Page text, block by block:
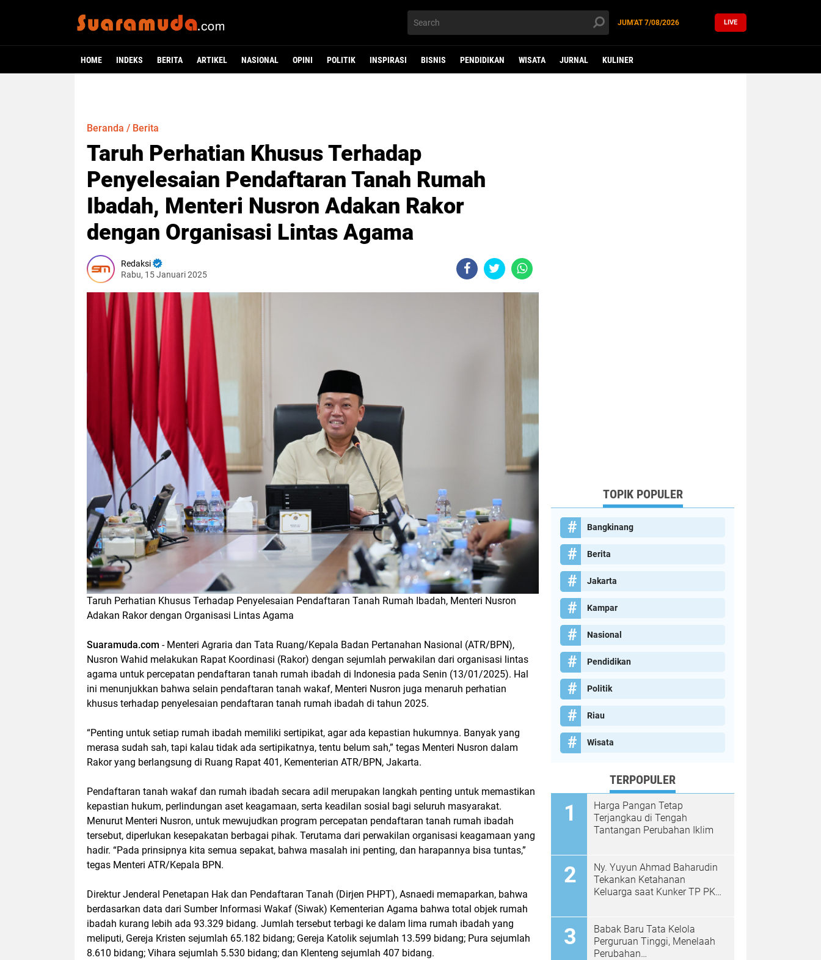
JUM'AT7/08/2026 LIVE
HOME INDEKS BERITA ARTIKEL NASIONAL OPINI POLITIK INSPIRASI BISNIS PENDIDIKAN WISATA JURNAL KULINER
Beranda / Berita
Taruh Perhatian Khusus Terhadap
Penyelesaian Pendaftaran Tanah Rumah
Ibadah, Menteri Nusron Adakan Rakor
dengan Organisasi Lintas Agama
Redaksi
Rabu, 15 Januari 2025
Taruh Perhatian Khusus Terhadap Penyelesaian Pendaftaran Tanah Rumah Ibadah, Menteri Nusron
Adakan Rakor dengan Organisasi Lintas Agama
Suaramuda.com - Menteri Agraria dan Tata Ruang/Kepala Badan Pertanahan Nasional (ATR/BPN),
Nusron Wahid melakukan Rapat Koordinasi (Rakor) dengan sejumlah perwakilan dari organisasi lintas
agama untuk percepatan pendaftaran tanah rumah ibadah di Indonesia pada Senin (13/01/2025). Hal
ini menunjukkan bahwa selain pendaftaran tanah wakaf, Menteri Nusron juga menaruh perhatian
khusus terhadap penyelesaian pendaftaran tanah rumah ibadah di tahun 2025.
“Penting untuk setiap rumah ibadah memiliki sertipikat, agar ada kepastian hukumnya. Banyak yang
merasa sudah sah, tapi kalau tidak ada sertipikatnya, tentu belum sah,” tegas Menteri Nusron dalam
Rakor yang berlangsung di Ruang Rapat 401, Kementerian ATR/BPN, Jakarta.
Pendaftaran tanah wakaf dan rumah ibadah secara adil merupakan langkah penting untuk memastikan
kepastian hukum, perlindungan aset keagamaan, serta keadilan sosial bagi seluruh masyarakat.
Menurut Menteri Nusron, untuk mewujudkan program percepatan pendaftaran tanah rumah ibadah
tersebut, diperlukan kesepakatan berbagai pihak. Terutama dari perwakilan organisasi keagamaan yang
hadir. “Pada prinsipnya kita semua sepakat, bahwa masalah ini penting, dan harapannya bisa tuntas,”
tegas Menteri ATR/Kepala BPN.
Direktur Jenderal Penetapan Hak dan Pendaftaran Tanah (Dirjen PHPT), Asnaedi memaparkan, bahwa
berdasarkan data dari Sumber Informasi Wakaf (Siwak) Kementerian Agama bahwa total objek rumah
ibadah kurang lebih ada 93.329 bidang. Jumlah tersebut terbagi ke dalam lima rumah ibadah yang
meliputi, Gereja Kristen sejumlah 65.182 bidang; Gereja Katolik sejumlah 13.599 bidang; Pura sejumlah
8.610 bidang; Vihara sejumlah 5.530 bidang; dan Klenteng sejumlah 407 bidang.
TOPIK POPULER
Bangkinang
Berita
Jakarta
Kampar
Nasional
Pendidikan
Politik
Riau
Wisata
TERPOPULER
Harga Pangan Tetap
Terjangkau di Tengah
Tantangan Perubahan Iklim
Ny. Yuyun Ahmad Baharudin
Tekankan Ketahanan
Keluarga saat Kunker TP PKK
Babak Baru Tata Kelola
Perguruan Tinggi, Menelaah
Perubahan